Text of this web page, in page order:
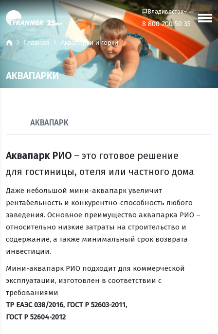
Владивосток
8 800 200 50 35
Главная Аквапарки и горки
АКВАПАРКИ
АКВАПАРК
Аквапарк РИО – это готовое решение
для гостиницы, отеля или частного дома
Даже небольшой мини-аквапарк увеличит
рентабельность и конкурентно-способность любого
заведения. Основное преимущество аквапарка РИО –
относительно низкие затраты на строительство и
содержание, а также минимальный срок возврата
инвестиции.
Мини-аквапарк РИО подходит для коммерческой
эксплуатации, изготовлен в соответствии с
требованиями
ТР ЕАЭС 038/2016, ГОСТ Р 52603-2011,
ГОСТ Р 52604-2012